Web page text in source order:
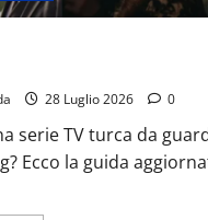
28 Luglio 2026 0
serie TV turca da
Ecco la guida